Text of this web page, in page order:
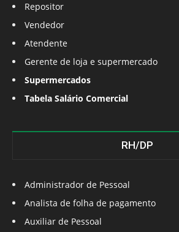
Repositor
Vendedor
Atendente
Gerente de loja e supermercado
Supermercados
Tabela Salário Comercial
RH/DP
Administrador de Pessoal
Analista de folha de pagamento
Auxiliar de Pessoal